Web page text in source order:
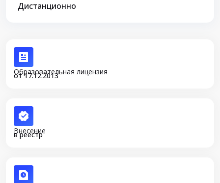
Дистанционно
Образовательная лицензия
от 17.12.2013
Внесение
в реестр